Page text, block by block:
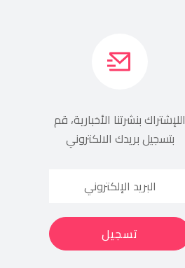
اللإشتراك بنشرتنا الأخبارية، قم
بتسجيل بريدك الالكتروني